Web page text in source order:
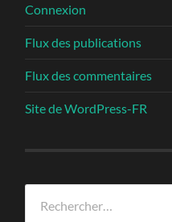
Connexion
Flux des publications
Flux des commentaires
Site de WordPress-FR